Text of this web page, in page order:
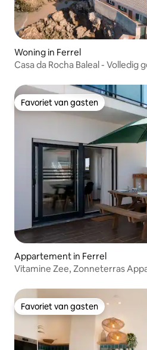
Woning in Ferrel
Casa da Rocha Baleal - Volledig
Favoriet van gasten
Favoriet van gasten
Appartement in Ferrel
Vitamine Zee, Zonneterras
Favoriet van gasten
Favoriet van gasten